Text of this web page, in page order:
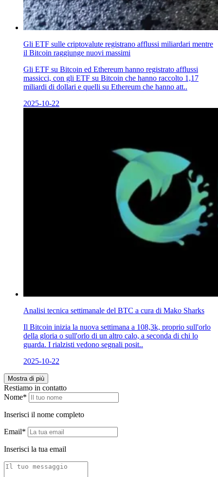
Gli ETF sulle criptovalute registrano afflussi miliardari mentre
il Bitcoin raggiunge nuovi massimi
Gli ETF su Bitcoin ed Ethereum hanno registrato afflussi
massicci, con gli ETF su Bitcoin che hanno raccolto 1,17
miliardi di dollari e quelli su Ethereum che hanno att..
2025-10-22
Analisi tecnica settimanale del BTC a cura di Mako Sharks
Il Bitcoin inizia la nuova settimana a 108,3k, proprio sull'orlo
della gloria o sull'orlo di un altro calo, a seconda di chi lo
guarda. I rialzisti vedono segnali posit..
2025-10-22
Mostra di più
Restiamo in contatto
Nome*
Inserisci il nome completo
Email*
Inserisci la tua email